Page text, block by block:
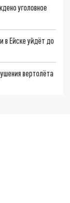
уголовное
в Ейске уйдёт до
вертолёта